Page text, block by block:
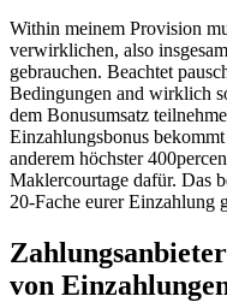
Within meinem Provision
verwirklichen, also
gebrauchen. Beachtet
Bedingungen and wirklich
dem Bonusumsatz
Einzahlungsbonus
anderem höchster
Maklercourtage dafür. Das
20-Fache eurer Einzahlung
von